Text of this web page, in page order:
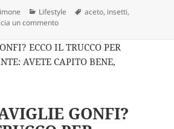
Categorie
Lifestyle Tag
aceto, insetti,
un commentosu 2 rimedi naturali per
GONFI?